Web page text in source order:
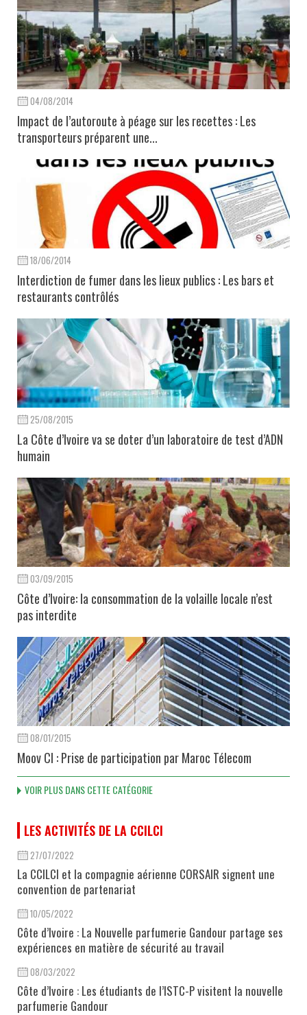
04/08/2014
Impact de l’autoroute à péage sur les recettes : Les
transporteurs préparent une...
18/06/2014
Interdiction de fumer dans les lieux publics : Les bars et
restaurants contrôlés
25/08/2015
La Côte d’Ivoire va se doter d’un laboratoire de test d’ADN
humain
03/09/2015
Côte d’Ivoire: la consommation de la volaille locale n’est
pas interdite
08/01/2015
Moov CI : Prise de participation par Maroc Télecom
VOIR PLUS DANS CETTE CATÉGORIE
LES ACTIVITÉS DE LA CCILCI
27/07/2022
La CCILCI et la compagnie aérienne CORSAIR signent une
convention de partenariat
10/05/2022
Côte d’Ivoire : La Nouvelle parfumerie Gandour partage ses
expériences en matière de sécurité au travail
08/03/2022
Côte d’Ivoire : Les étudiants de l’ISTC-P visitent la nouvelle
parfumerie Gandour